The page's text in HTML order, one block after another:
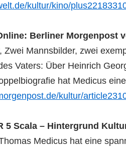
kultur/kino/
Berliner Morgenpost
Zwei Mannsbilder, zwei
Vaters: Über Heinrich
hat Medicus
kultur/
5 Scala – Hintergrund
Medicus hat eine